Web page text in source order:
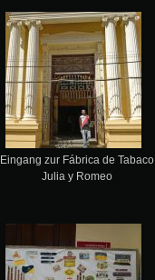
Eingang zur Fábrica de Tabaco
Julia y Romeo